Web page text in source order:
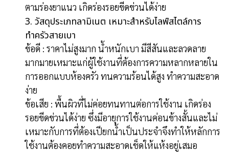
ตามร่องยาแนว เกิดร่องรอยขีดข่วนได้ง่าย
3. วัสดุประเภทลามิเนต เหมาะสำหรับไลฟ์สไตล์การ
ทำครัวสายเบา
ข้อดี : ราคาไม่สูงมาก น้ำหนักเบา มีสีสันและลวดลาย
มากมายเหมาะแก่ผู้ใช้งานที่ต้องการความหลากหลายใน
การออกแบบห้องครัว ทนความร้อนได้สูง ทำความสะอาด
ง่าย
ข้อเสีย : พื้นผิวที่ไม่ค่อยทนทานต่อการใช้งาน เกิดร่อง
รอยขีดข่วนได้ง่าย ซึ่งมีอายุการใช้งานค่อนข้างสั้นและไม่
เหมาะกับการที่ต้องเปียกน้ำเป็นประจำจึงทำให้หลักการ
ใช้งานต้องคอยทำความสะอาดเช็ดให้แห้งอยู่เสมอ